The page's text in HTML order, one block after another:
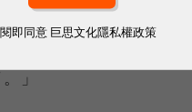
者都會採用的銷售手法
則樂觀看待，「這代
」
即同意 巨思文化隱私權政策